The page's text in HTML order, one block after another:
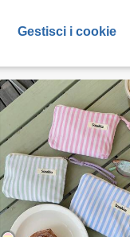
Gestisci i cookie